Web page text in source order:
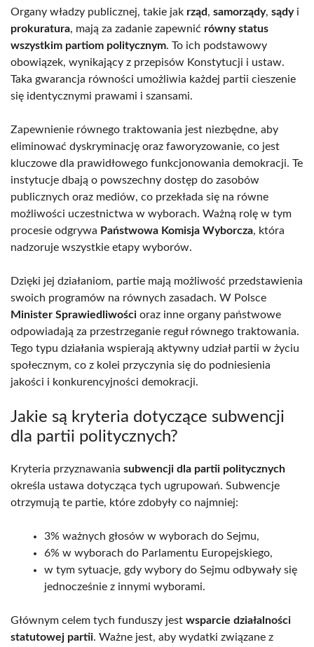
Organy władzy publicznej, takie jak rząd, samorządy, sądyi
prokuratura, mają za zadanie zapewnić równy status
wszystkim partiom politycznym. To ich podstawowy
obowiązek, wynikający z przepisów Konstytucji i ustaw.
Taka gwarancja równości umożliwia każdej partii cieszenie
się identycznymi prawami i szansami.
Zapewnienie równego traktowania jest niezbędne, aby
eliminować dyskryminację oraz faworyzowanie, co jest
kluczowe dla prawidłowego funkcjonowania demokracji. Te
instytucje dbają o powszechny dostęp do zasobów
publicznych oraz mediów, co przekłada się na równe
możliwości uczestnictwa w wyborach. Ważną rolę w tym
procesie odgrywa Państwowa Komisja Wyborcza, która
nadzoruje wszystkie etapy wyborów.
Dzięki jej działaniom, partie mają możliwość przedstawienia
swoich programów na równych zasadach. W Polsce
Minister Sprawiedliwości oraz inne organy państwowe
odpowiadają za przestrzeganie reguł równego traktowania.
Tego typu działania wspierają aktywny udział partii w życiu
społecznym, co z kolei przyczynia się do podniesienia
jakości i konkurencyjności demokracji.
Jakie są kryteria dotyczące subwencji
dla partii politycznych?
Kryteria przyznawania subwencji dla partii politycznych
określa ustawa dotycząca tych ugrupowań. Subwencje
otrzymują te partie, które zdobyły co najmniej:
3% ważnych głosów w wyborach do Sejmu,
6% w wyborach do Parlamentu Europejskiego,
w tym sytuacje, gdy wybory do Sejmu odbywały się
jednocześnie z innymi wyborami.
Głównym celem tych funduszy jest wsparcie działalności
statutowej partii. Ważne jest, aby wydatki związane z